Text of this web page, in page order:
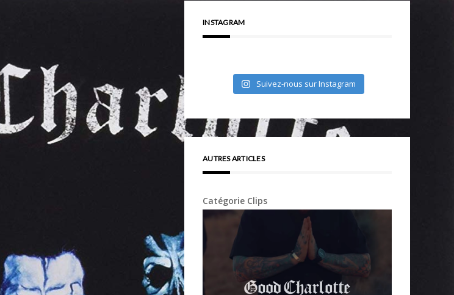
INSTAGRAM
Suivez-nous sur Instagram
AUTRES ARTICLES
Catégorie Clips